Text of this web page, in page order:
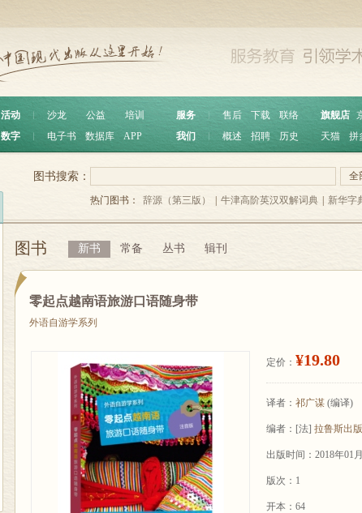
活动 沙龙 公益
培训
数字
电子书 数据库 APP
服务 ︱ 售后 下载
联络
我们
概述 招聘 历史
旗舰店
天猫
拼
全
图书搜索：
热门图书： 辞源（第三版） 牛津高阶英汉双解词典 新华字
图书 新书 常备 丛书 辑刊
零起点越南语旅游口语随身带
外语自游学系列
定价： ¥19.80
译者： 祁广谋 (编译)
编者： [法] 拉鲁斯出
出版时间：2018年01月
版次：1
开本：64